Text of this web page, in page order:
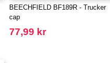
BEECHFIELD BF189R - Trucker
cap
77,99 kr